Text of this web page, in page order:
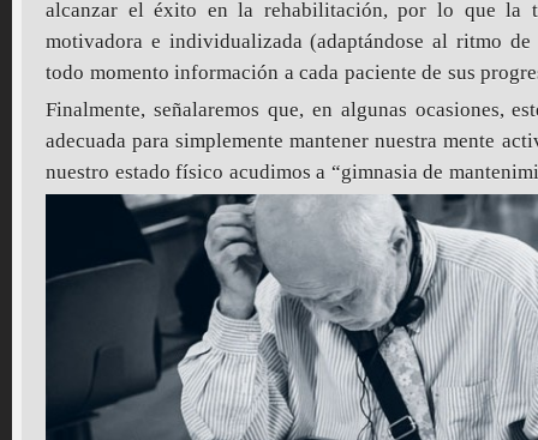
alcanzar el éxito en la rehabilitación, por lo que la
motivadora e individualizada (adaptándose al ritmo de
todo momento información a cada paciente de sus
Finalmente, señalaremos que, en algunas ocasiones,
adecuada para simplemente mantener nuestra mente
nuestro estado físico acudimos a “gimnasia de